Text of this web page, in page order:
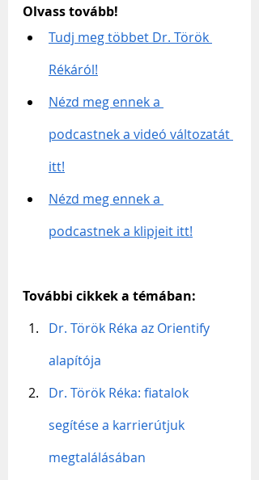
Olvass tovább!
Tudj meg többet Dr. Török
Rékáról!
Nézd meg ennek a
podcastnek a videó változatát
itt!
Nézd meg ennek a
podcastnek a klipjeit itt!
További cikkek a témában:
Dr. Török Réka az Orientify
alapítója
Dr. Török Réka: fiatalok
segítése a karrierútjuk
megtalálásában